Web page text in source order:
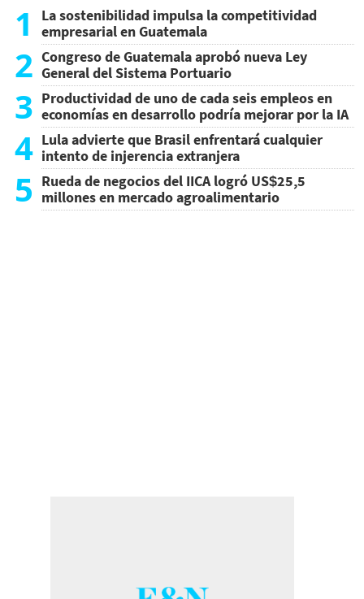
1
La sostenibilidad impulsa la competitividad
empresarial en Guatemala
2 Congreso de Guatemala aprobó nueva Ley
General del Sistema Portuario
3 Productividad de uno de cada seis empleos en
economías en desarrollo podría mejorar por la IA
4 Lula advierte que Brasil enfrentará cualquier
intento de injerencia extranjera
5 Rueda de negocios del IICA logró US$25,5
millones en mercado agroalimentario